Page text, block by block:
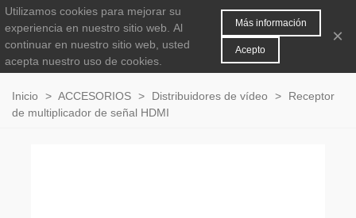
0
Inicio > ACCESORIOS > Distribuidores de vídeo >
Receptor
de multiplicador de señal HDMI
Utilizamos cookies para mejorar su
experiencia en nuestro sitio web. Al
continuar en nuestro sitio web, usted
acepta nuestro uso de cookies.
Más información
Acepto
×